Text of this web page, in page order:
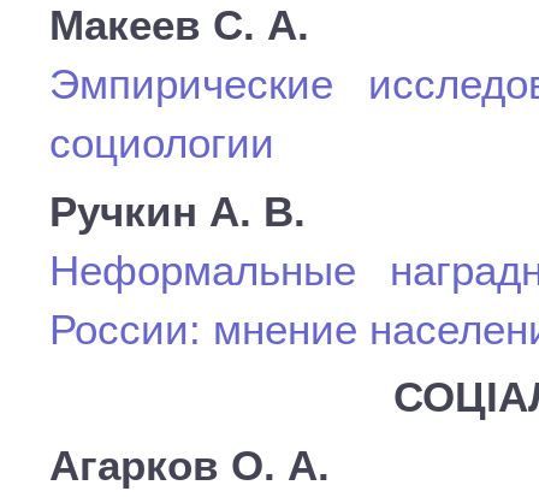
Макеев С. А.
Эмпирические
социологии
Ручкин А. В.
Неформальные
России: мнение
Агарков О. А.